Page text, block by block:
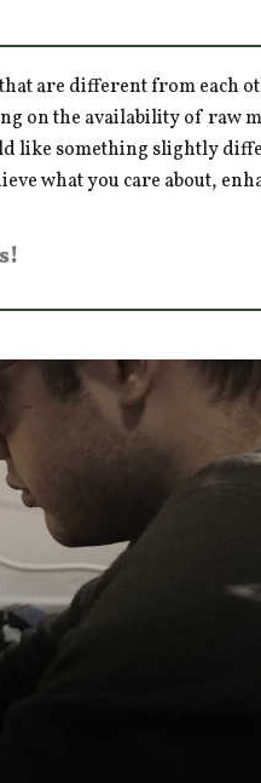
are different from each
on the availability of raw
like something slightly
what you care about,